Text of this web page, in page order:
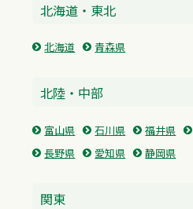
北海道・東北
北海道 青森県
北陸・中部
富山県 石川県 福井県
長野県
愛知県 静岡県
関東